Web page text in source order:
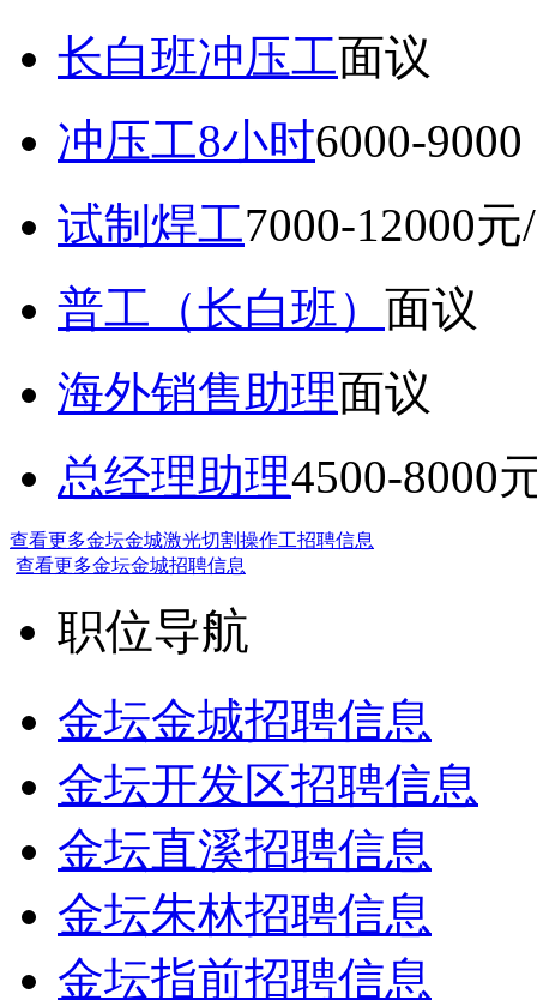
长白班冲压工面议
冲压工8小时6000-
试制焊工7000-12000元
普工（长白班） 面议
海外销售助理面议
总经理助理4500-8000
查看更多金坛金城激光切割操作工招聘信息
查看更多金坛金城招聘信息
职位导航
金坛金城招聘信息
金坛开发区招聘信息
金坛直溪招聘信息
金坛朱林招聘信息
金坛指前招聘信息